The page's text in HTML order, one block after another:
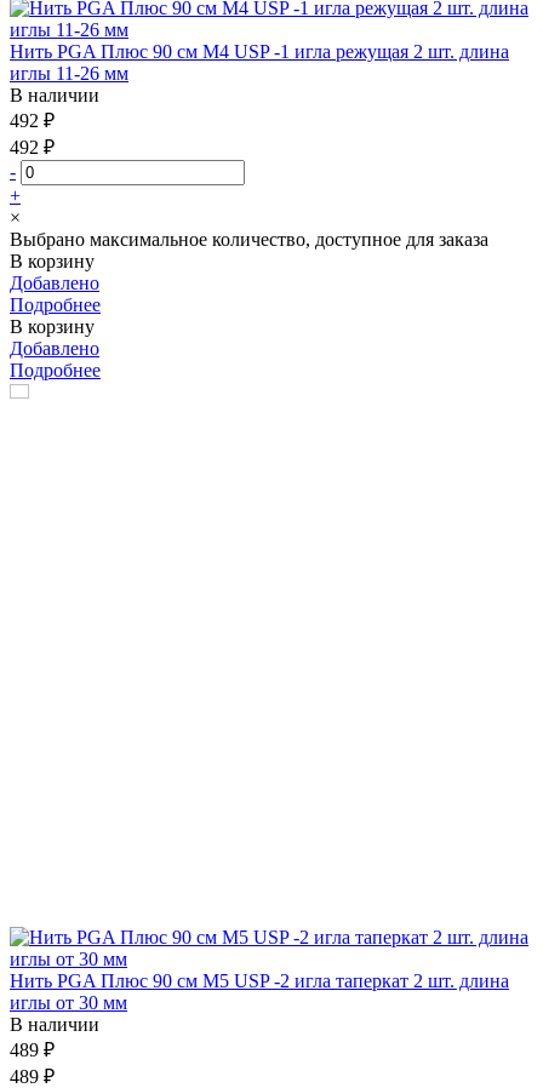
Нить PGA Плюс 90 см М4 USP -1 игла режущая 2 шт. длина
иглы 11-26 мм
В наличии
492 ₽
492 ₽
-
+
×
Выбрано максимальное количество, доступное для заказа
В корзину
Добавлено
Подробнее
В корзину
Добавлено
Подробнее
Нить PGA Плюс 90 см М5 USP -2 игла таперкат 2 шт. длина
иглы от 30 мм
В наличии
489 ₽
489 ₽